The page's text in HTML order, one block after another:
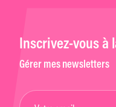
Inscrivez-vous à
Gérer mes newsletters